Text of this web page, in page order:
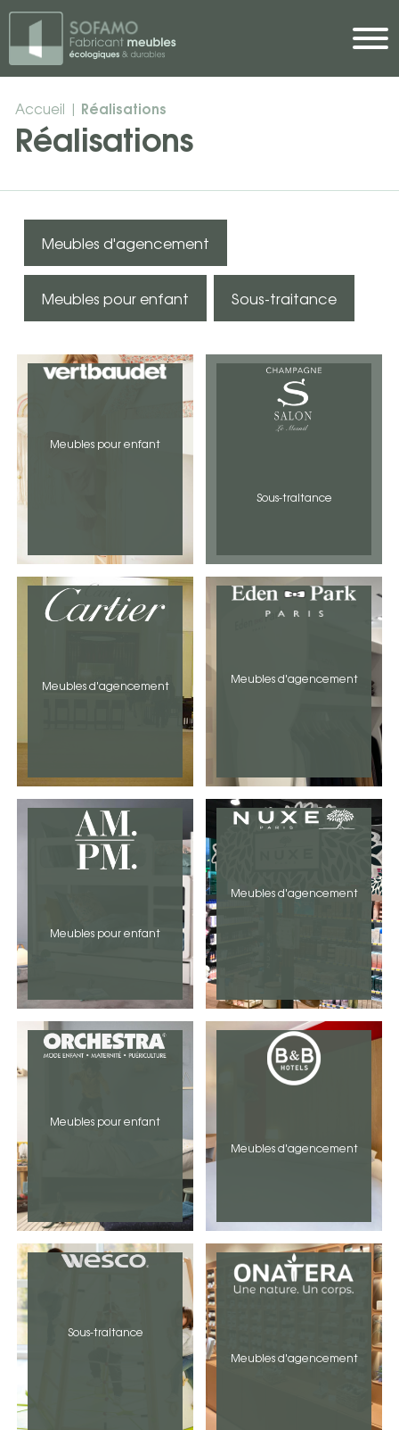
Skip to main content
Accueil | Réalisations
Réalisations
Meubles d'agencement
Meubles pour enfant Sous-traitance
Meubles pour enfant
Sous-traitance
Meubles d'agencement Meubles d'agencement
Meubles pour enfant
Meubles d'agencement
Meubles pour enfant
Meubles d'agencement
Sous-traitance
Meubles d'agencement